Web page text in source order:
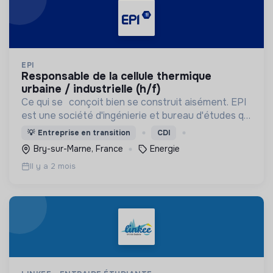
EPI
responsable de la cellule thermique
urbaine / industrielle (h/f)
Ce qui se conçoit bien se construit aisément. EPI
est une société d'ingénierie et bureau d'études qui
est passé société à mission (SAM) depuis 2026.
💡 Entreprise en transition CDI
Bry-sur-Marne, France Energie
Il y a 2 mois